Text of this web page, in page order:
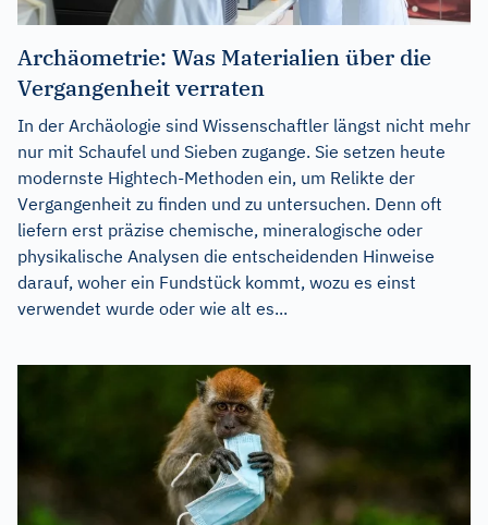
Archäometrie: Was Materialien über die
Vergangenheit verraten
In der Archäologie sind Wissenschaftler längst nicht mehr
nur mit Schaufel und Sieben zugange. Sie setzen heute
modernste Hightech-Methoden ein, um Relikte der
Vergangenheit zu finden und zu untersuchen. Denn oft
liefern erst präzise chemische, mineralogische oder
physikalische Analysen die entscheidenden Hinweise
darauf, woher ein Fundstück kommt, wozu es einst
verwendet wurde oder wie alt es...